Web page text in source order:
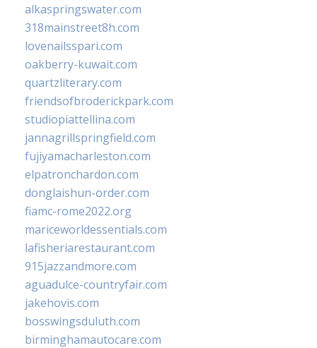
alkaspringswater.com
318mainstreet8h.com
lovenailsspari.com
oakberry-kuwait.com
quartzliterary.com
friendsofbroderickpark.com
studiopiattellina.com
jannagrillspringfield.com
fujiyamacharleston.com
elpatronchardon.com
donglaishun-order.com
fiamc-rome2022.org
mariceworldessentials.com
lafisheriarestaurant.com
915jazzandmore.com
aguadulce-countryfair.com
jakehovis.com
bosswingsduluth.com
birminghamautocare.com